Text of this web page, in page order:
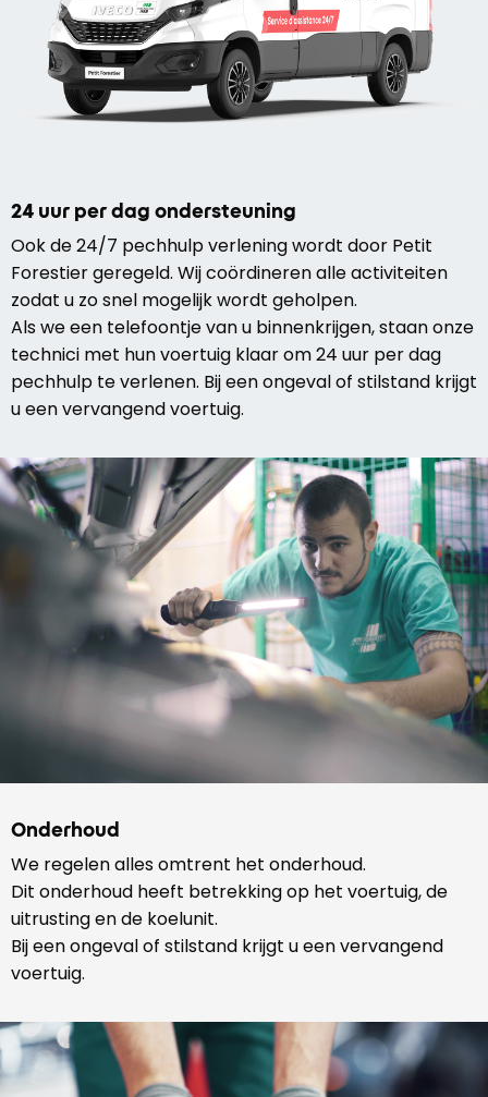
24 uur per dag ondersteuning
Ook de 24/7 pechhulp verlening wordt door Petit
Forestier geregeld. Wij coördineren alle activiteiten
zodat u zo snel mogelijk wordt geholpen.
Als we een telefoontje van u binnenkrijgen, staan onze
technici met hun voertuig klaar om 24 uur per dag
pechhulp te verlenen. Bij een ongeval of stilstand krijgt
u een vervangend voertuig.
Onderhoud
We regelen alles omtrent het onderhoud.
Dit onderhoud heeft betrekking op het voertuig, de
uitrusting en de koelunit.
Bij een ongeval of stilstand krijgt u een vervangend
voertuig.